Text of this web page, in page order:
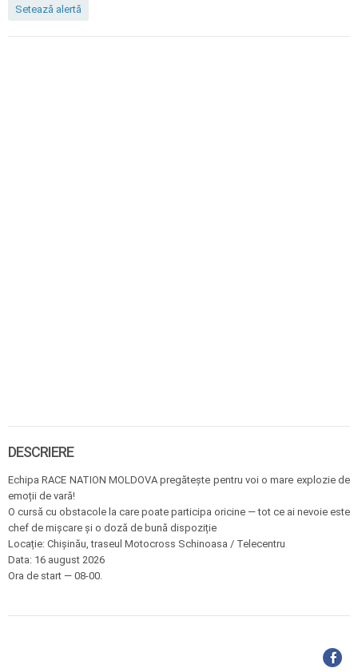
Setează alertă
DESCRIERE
Echipa RACE NATION MOLDOVA pregătește pentru voi o mare explozie de
emoții de vară!
O cursă cu obstacole la care poate participa oricine — tot ce ai nevoie este
chef de mișcare și o doză de bună dispoziție
Locație: Chișinău, traseul Motocross Schinoasa / Telecentru
Data: 16 august 2026
Ora de start — 08-00.